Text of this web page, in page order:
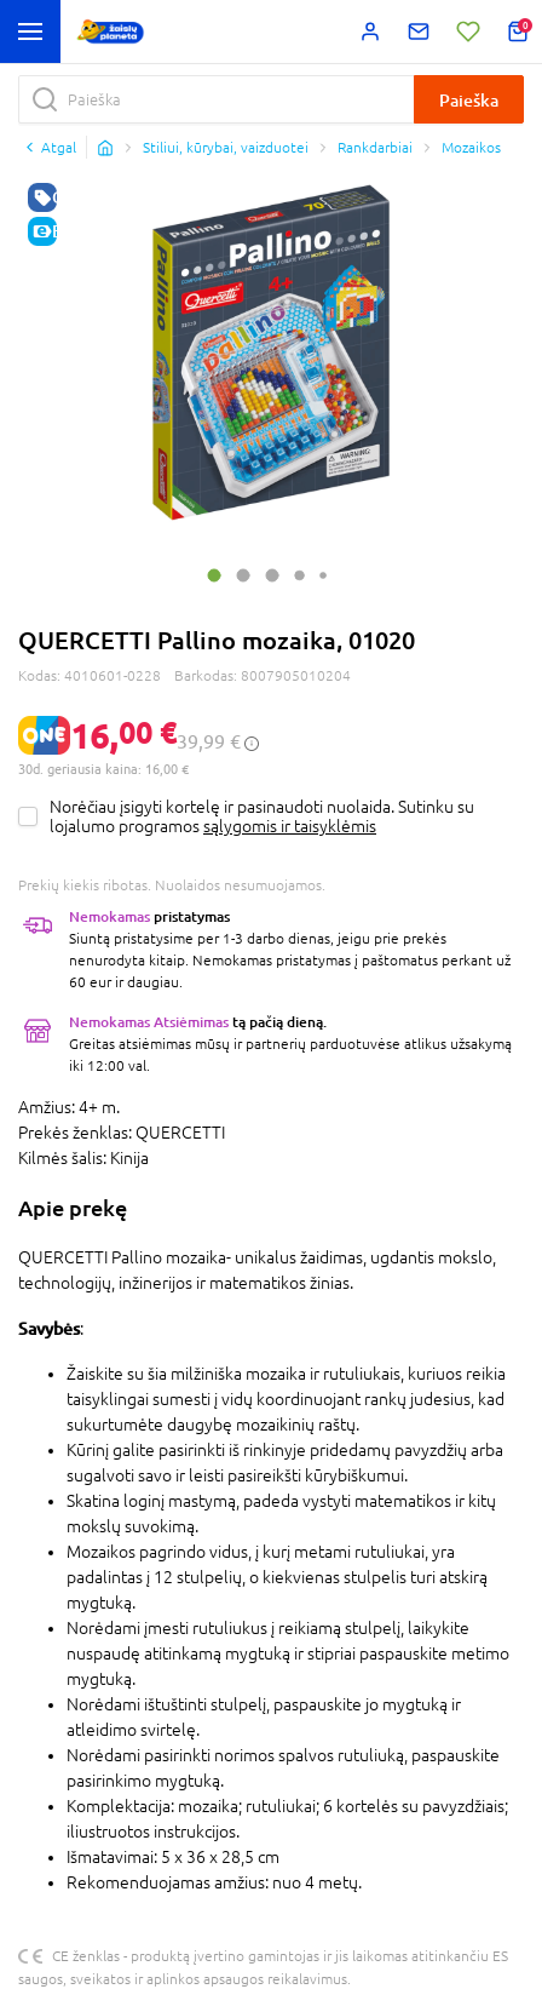
0
Paieška
Atgal Stiliui, kūrybai, vaizduotei Rankdarbiai Mozaikos
GERA KAINA
E-KAINA
QUERCETTI Pallino mozaika, 01020
Kodas: 4010601-0228 Barkodas: 8007905010204
16,00 €39,99 €
30d. geriausia kaina: 16,00 €
Norėčiau įsigyti kortelę ir pasinaudoti nuolaida. Sutinku su
lojalumo programossąlygomis ir taisyklėmis
Prekių kiekis ribotas. Nuolaidos nesumuojamos.
Nemokamas pristatymas
Siuntą pristatysime per 1-3 darbo dienas, jeigu prie prekės
nenurodyta kitaip. Nemokamas pristatymas į paštomatus perkant už
60 eur ir daugiau.
Nemokamas Atsiėmimas tą pačią dieną.
Greitas atsiėmimas mūsų ir partnerių parduotuvėse atlikus užsakymą
iki 12:00 val.
Amžius:4+ m.
Prekės ženklas: QUERCETTI
Kilmės šalis: Kinija
Apie prekę
QUERCETTI Pallino mozaika- unikalus žaidimas, ugdantis mokslo,
technologijų, inžinerijos ir matematikos žinias.
Savybės:
Žaiskite su šia milžiniška mozaika ir rutuliukais, kuriuos reikia
taisyklingai sumesti į vidų koordinuojant rankų judesius, kad
sukurtumėte daugybę mozaikinių raštų.
Kūrinį galite pasirinkti iš rinkinyje pridedamų pavyzdžių arba
sugalvoti savo ir leisti pasireikšti kūrybiškumui.
Skatina loginį mastymą, padeda vystyti matematikos ir kitų
mokslų suvokimą.
Mozaikos pagrindo vidus, į kurį metami rutuliukai, yra
padalintas į 12 stulpelių, o kiekvienas stulpelis turi atskirą
mygtuką.
Norėdami įmesti rutuliukus į reikiamą stulpelį, laikykite
nuspaudę atitinkamą mygtuką ir stipriai paspauskite metimo
mygtuką.
Norėdami ištuštinti stulpelį, paspauskite jo mygtuką ir
atleidimo svirtelę.
Norėdami pasirinkti norimos spalvos rutuliuką, paspauskite
pasirinkimo mygtuką.
Komplektacija: mozaika; rutuliukai; 6 kortelės su pavyzdžiais;
iliustruotos instrukcijos.
Išmatavimai: 5 x 36 x 28,5 cm
Rekomenduojamas amžius: nuo 4 metų.
CE ženklas - produktą įvertino gamintojas ir jis laikomas atitinkančiu ES
saugos, sveikatos ir aplinkos apsaugos reikalavimus.